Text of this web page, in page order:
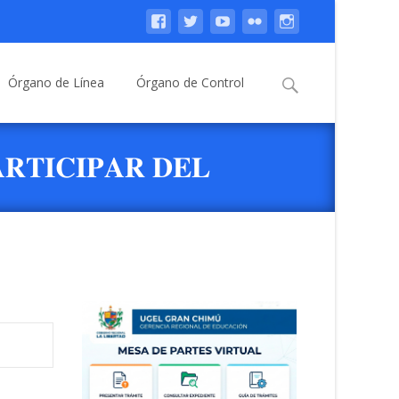
Órgano de Línea Órgano de Control Buscar:
𝐃𝐄𝐋